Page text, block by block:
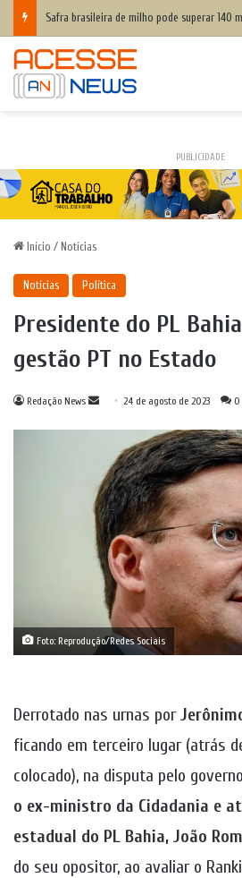
Safra brasileira de milho pode superar 140
PUBLICIDADE
Início / Notícias
Notícias Política
Presidente do PL
gestão PT no Estado
Redação News
Mande
mail
24 de agosto de 2023 0
Foto: Reprodução/Redes Sociais
Derrotado nas urnas por
ficando em terceiro lugar (atrás
colocado), na disputa pelo
o ex-ministro da Cidadania e
estadual do PL Bahia, João
do seu opositor, ao avaliar o